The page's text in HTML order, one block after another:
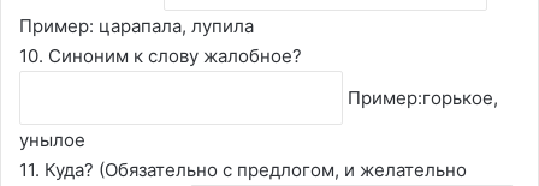
Пример: царапала, лупила
10. Синоним к слову жалобное?
Пример:горькое,
унылое
11. Куда? (Обязательно с предлогом, и желательно